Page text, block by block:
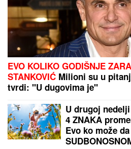
EVO KOLIKO GODIŠNJE
STANKOVIĆ Milioni su u
tvrdi: "U dugovima je"
U drugoj
4 ZNAKA
Evo ko može